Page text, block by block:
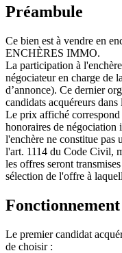
Préambule
Ce bien est à vendre en
ENCHÈRES IMMO.
La participation à
négociateur en charge de
d’annonce). Ce dernier
candidats acquéreurs dans
Le prix affiché
honoraires de
l'enchère ne constitue pas
l'art. 1114 du Code Civil,
les offres seront
sélection de l'offre à
Fonctionnement
Le premier candidat
de choisir :